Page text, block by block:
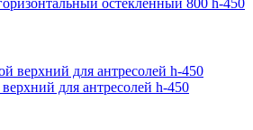
остекленный 800 h-450
для антресолей h-450